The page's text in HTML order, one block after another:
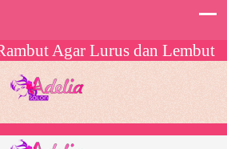
Agar Lurus dan Lembut